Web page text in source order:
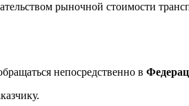
рыночной стоимости
непосредственно в